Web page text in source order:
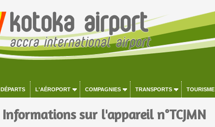
DÉPARTS L'AÉROPORT COMPAGNIES TRANSPORTS TOURISME
Informations sur l'appareil n°TCJMN